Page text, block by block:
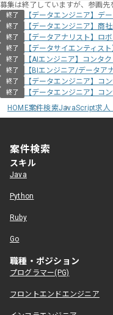
募集は終了していますが、参画
終了 【データエンジニア】デ
終了 【データエンジニア】商
終了 【データアナリスト】ロ
終了 【データサイエンティス
終了 【AIエンジニア】コンタ
終了 【BIエンジニア/データア
終了 【データエンジニア】コ
終了
【データエンジニア】コ
HOME案件検索JavaScript求人
案件検索
スキル
Java
Python
Ruby
Go
職種・ポジション
プログラマー(PG)
フロントエンドエンジニア